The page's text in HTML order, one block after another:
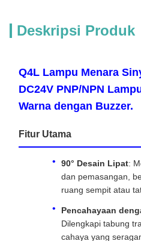
Deskripsi Produk
Q4L Lampu Menara
DC24V PNP/NPN
Warna dengan Buzzer.
Fitur Utama
90° Desain Lipat:
dan pemasangan,
ruang sempit atau
Pencahayaan
Dilengkapi tabung
cahaya yang